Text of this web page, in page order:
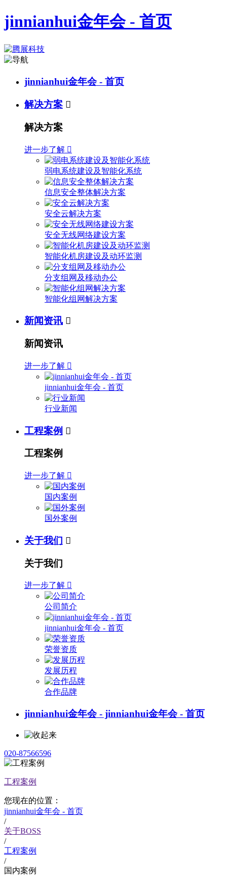
jinnianhui金年会 - 首页
jinnianhui金年会 - 首页
解决方案 
解决方案
进一步了解 
弱电系统建设及智能化系统
信息安全整体解决方案
安全云解决方案
安全无线网络建设方案
智能化机房建设及动环监测
分支组网及移动办公
智能化组网解决方案
新闻资讯 
新闻资讯
进一步了解 
jinnianhui金年会 - 首页
行业新闻
工程案例 
工程案例
进一步了解 
国内案例
国外案例
关于我们 
关于我们
进一步了解 
公司简介
jinnianhui金年会 - 首页
荣誉资质
发展历程
合作品牌
jinnianhui金年会 - jinnianhui金年会 - 首页
020-87566596
工程案例
您现在的位置：
jinnianhui金年会 - 首页
/
关于BOSS
/
工程案例
/
国内案例